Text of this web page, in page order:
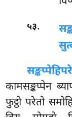
५३.
सङ्कप्पेहि
कामसङ्कप्पेन
फुट्ठो परेतो